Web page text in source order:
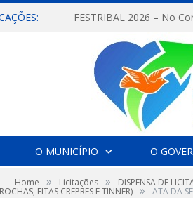
O MUNICÍPIO O
Home » Licitações » DISPENSA DE
FITAS CREPRES E TINNER) » ATA DA